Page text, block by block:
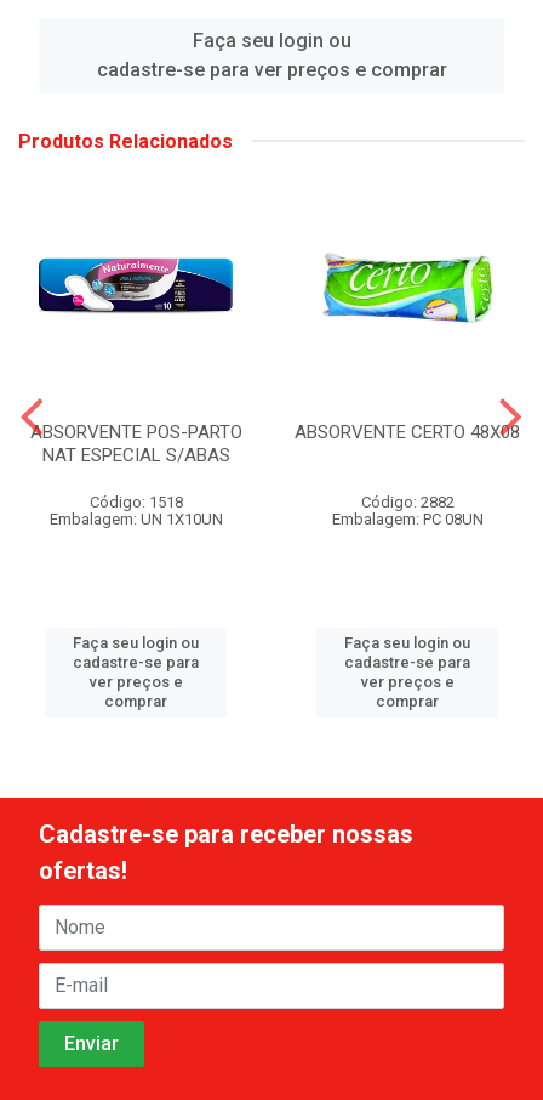
Faça seu login ou
cadastre-se para ver preços e comprar
Produtos Relacionados
ABSORVENTE POS-PARTO
NAT ESPECIAL S/ABAS
Código: 1518
Embalagem: UN 1X10UN
Faça seu login ou
cadastre-se para
ver preços e
comprar
ABSORVENTE CERTO 48X08
Código: 2882
Embalagem: PC 08UN
Faça seu login ou
cadastre-se para
ver preços e
comprar
Cadastre-se para receber nossas
ofertas!